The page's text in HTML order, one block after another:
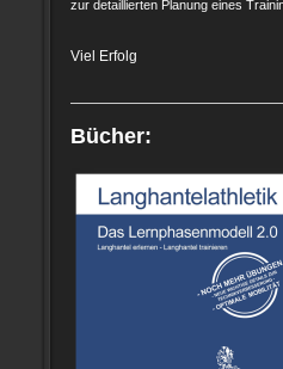
zur detaillierten Planung eines
Viel Erfolg
Bücher: